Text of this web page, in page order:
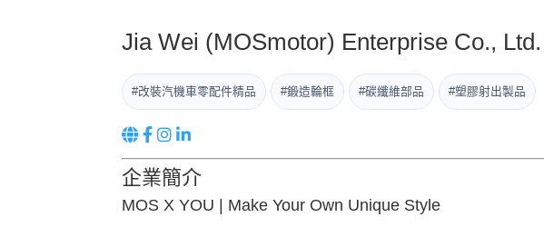
Jia Wei (MOSmotor) Enterprise Co., Ltd.
#改裝汽機車零配件精品 #鍛造輪框 #碳纖維部品 #塑膠射出製品
企業簡介
MOS X YOU | Make Your Own Unique Style